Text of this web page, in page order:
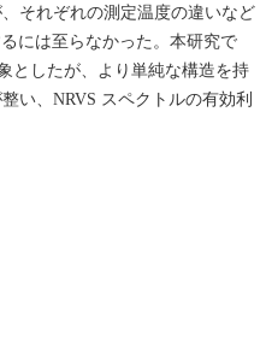
それぞれの測定温度の違いなど
には至らなかった。本研究で
としたが、より単純な構造を持
い、NRVS スペクトルの有効利